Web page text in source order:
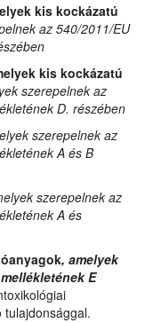
kis kockázatú
az 540/2011/EU
kis kockázatú
szerepelnek az
D. részében
szerepelnek az
A és B
szerepelnek az
A és
, amelyek
E